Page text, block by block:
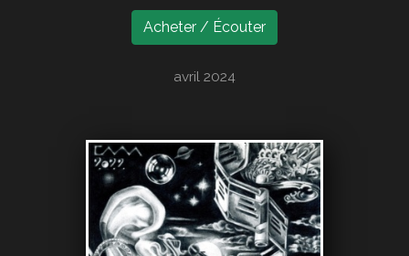
Acheter / Écouter
avril 2024